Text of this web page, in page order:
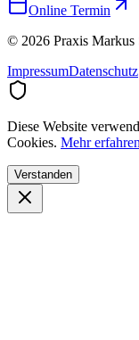
Online Termin
© 2026 Praxis Markus
ImpressumDatenschutz
Diese Website
Cookies. Mehr erfahren
Verstanden